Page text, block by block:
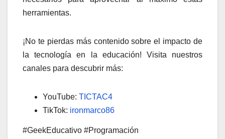
herramientas.
¡No te pierdas más contenido sobre el impacto de
la tecnología en la educación! Visita nuestros
canales para descubrir más:
YouTube: TICTAC4
TikTok: ironmarco86
#GeekEducativo #Programación